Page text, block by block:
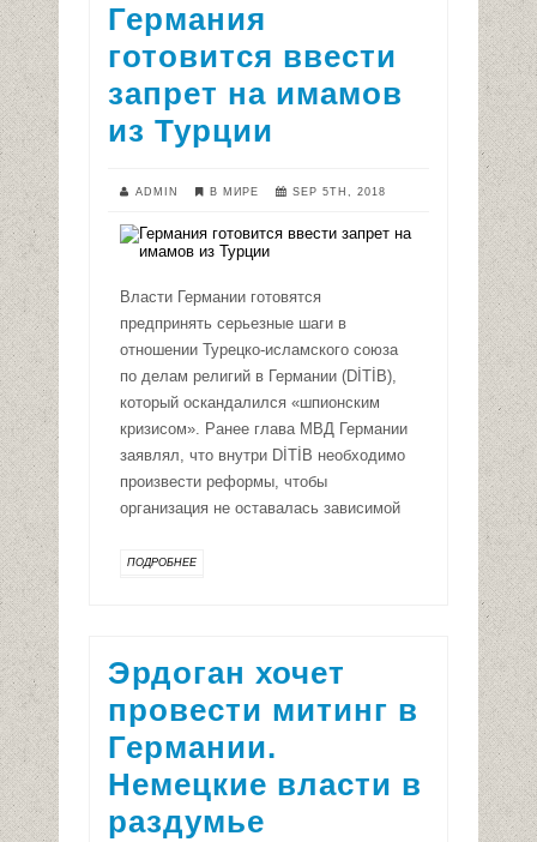
Германия
готовится ввести
запрет на имамов
из Турции
ADMIN В МИРЕ SEP 5TH, 2018
Власти Германии готовятся
предпринять серьезные шаги в
отношении Турецко-исламского союза
по делам религий в Германии (DİTİB),
который оскандалился «шпионским
кризисом». Ранее глава МВД Германии
заявлял, что внутри DİTİB необходимо
произвести реформы, чтобы
организация не оставалась зависимой
ПОДРОБНЕЕ
Эрдоган хочет
провести митинг в
Германии.
Немецкие власти в
раздумье